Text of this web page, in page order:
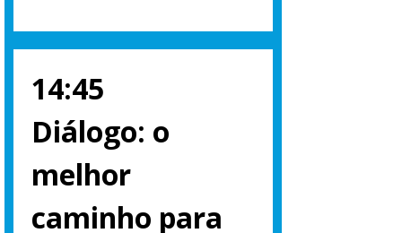
14:45
Diálogo: o
melhor
caminho para